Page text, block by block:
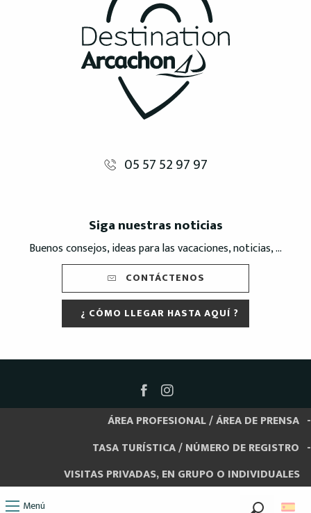
Menú
05 57 52 97 97
Siga nuestras noticias
Buenos consejos, ideas para las vacaciones, noticias, ...
CONTÁCTENOS
¿ CÓMO LLEGAR HASTA AQUÍ ?
ÁREA PROFESIONAL / ÁREA DE PRENSA
TASA TURÍSTICA / NÚMERO DE REGISTRO
VISITAS PRIVADAS, EN GRUPO O INDIVIDUALES